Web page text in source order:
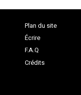
Plan du site
Écrire
F.A.Q
Crédits